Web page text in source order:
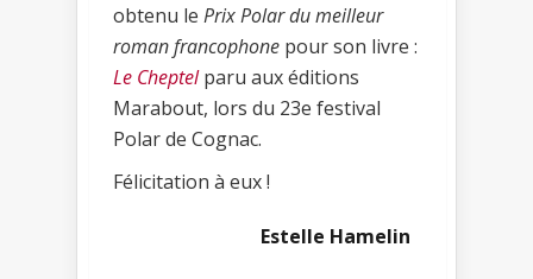
obtenu le Prix Polar du meilleur
roman francophone pour son livre :
Le Cheptelparu aux éditions
Marabout, lors du 23e festival
Polar de Cognac.
Félicitation à eux !
Estelle Hamelin